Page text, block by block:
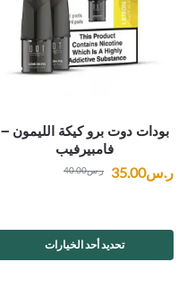
بودات دوت برو كيكة الليمون –
فامبيرفيب
ر.س40.00 ر.س35.00
تحديد أحد الخيارات